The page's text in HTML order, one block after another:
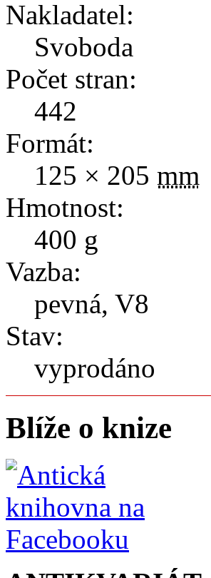
Nakladatel:
Svoboda
Počet stran:
442
Formát:
125 × 205 mm
Hmotnost:
400 g
Vazba:
pevná, V8
Stav:
vyprodáno
Blíže o knize